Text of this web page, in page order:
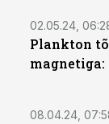
02.05.24,
Plankton
magnetiga:
08.04.24,